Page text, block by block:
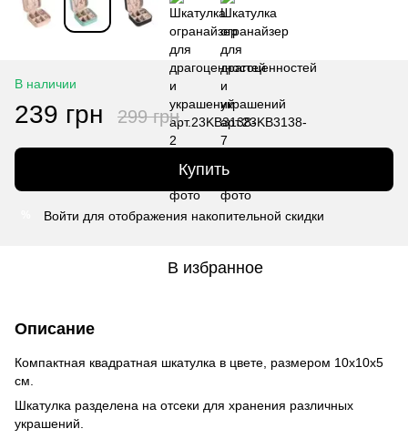
В наличии
239 грн 299 грн
Купить
Войти для отображения накопительной скидки
В избранное
Описание
Компактная квадратная шкатулка в цвете, размером 10х10х5
см.
Шкатулка разделена на отсеки для хранения различных
украшений.